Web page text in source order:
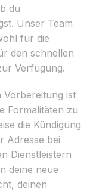
du
Unser Team
für die
den schnellen
Verfügung.
Vorbereitung ist
Formalitäten zu
die Kündigung
Adresse bei
Dienstleistern
deine neue
deinen